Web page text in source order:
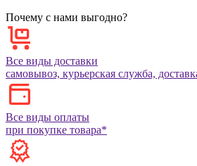
Почему с нами выгодно?
Все виды доставки
самовывоз, курьерская служба,
Все виды оплаты
при покупке товара*